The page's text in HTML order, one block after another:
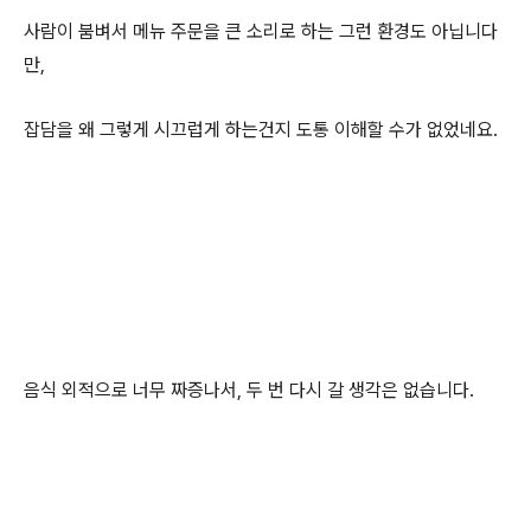
사람이 붐벼서 메뉴 주문을 큰 소리로 하는 그런 환경도 아닙니다
만,
잡담을 왜 그렇게 시끄럽게 하는건지 도통 이해할 수가 없었네요.
음식 외적으로 너무 짜증나서, 두 번 다시 갈 생각은 없습니다.